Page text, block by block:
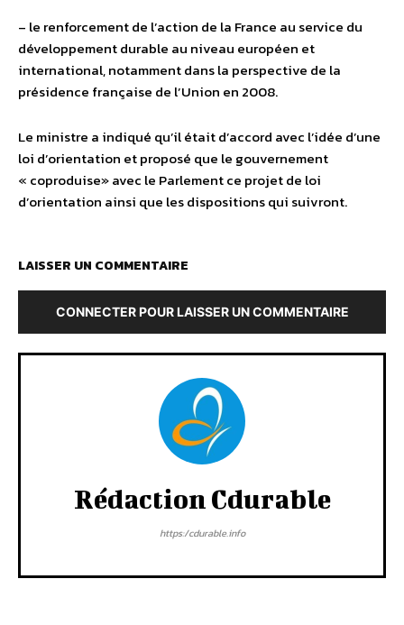
– le renforcement de l’action de la France au service du
développement durable au niveau européen et
international, notamment dans la perspective de la
présidence française de l’Union en 2008.
Le ministre a indiqué qu’il était d’accord avec l’idée d’une
loi d’orientation et proposé que le gouvernement
« coproduise» avec le Parlement ce projet de loi
d’orientation ainsi que les dispositions qui suivront.
LAISSER UN COMMENTAIRE
CONNECTER POUR LAISSER UN COMMENTAIRE
Rédaction Cdurable
https:/cdurable.info